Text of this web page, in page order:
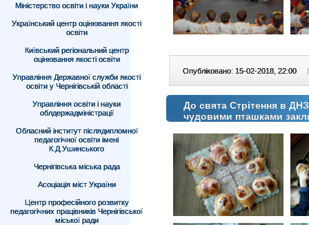
Міністерство освіти і науки України
Український центр оцінювання якості
освіти
Київський регіональний центр
оцінювання якості освіти
Управління Державної служби якості
освіти у Чернігівській області
Управління освіти і науки
облдержадміністрації
Обласний інститут післядипломної
педагогічної освіти імені
К.Д.Ушинського
Чернігівська міська рада
Асоціація міст України
Центр професійного розвитку
педагогічних працівників Чернігівської
міської ради
Опубліковано: 15-02-2018, 22:00
До свята Стрітення в
чудовими пташками